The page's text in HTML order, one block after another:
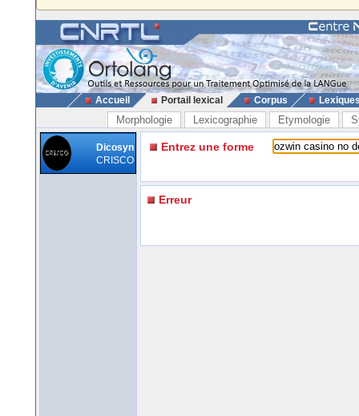
Accueil Portail lexical Corpus
Morphologie Lexicographie Etymologie
Dicosyn
CRISCO
Entrez une forme
Erreur